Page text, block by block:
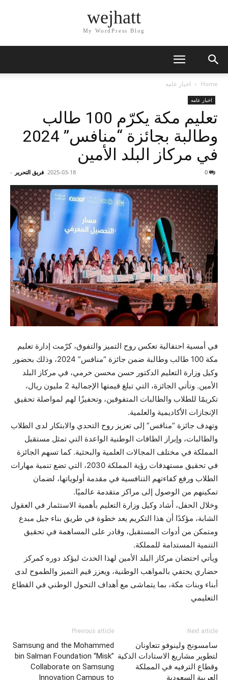
wejhatt
My WordPress Blog
Home اخبار عامه
اخبار عامه
تعليم مكة يكرّم 100 طالب
وطالبة بجائزة “منافس” 2024
في مركاز البلد الأمين
فريق التحرير - 2025-03-18
في أمسية احتفالية تعكس روح التميز والتفوق، كرّمت إدارة تعليم
مكة 100 طالب وطالبة ضمن جائزة “منافس” 2024، وذلك بحضور
وكيل وزارة التعليم الدكتور حسن محسن خرمي، في مركاز البلد
الأمين. وتأتي الجائزة، التي تبلغ قيمتها الإجمالية 2 مليون ريال،
تكريمًا للطلاب والطالبات المتفوقين، وتحفيزًا لهم لمواصلة تحقيق
الإنجازات الأكاديمية والعلمية.
وتهدف جائزة “منافس” إلى تعزيز روح التحدي والابتكار لدى الطلاب
والطالبات، وإبراز الطاقات الوطنية الواعدة التي تمثل مستقبل
المملكة في مختلف المجالات العلمية والبحثية. كما تسهم الجائزة
في تحقيق مستهدفات رؤية المملكة 2030، التي تضع تنمية مهارات
الطلاب ورفع كفاءتهم التنافسية في مقدمة أولوياتها، لضمان
تمكينهم من الوصول إلى مراكز متقدمة عالميًا.
وخلال الحفل، أشاد وكيل وزارة التعليم بأهمية الاستثمار في العقول
الشابة، مؤكدًا أن هذا التكريم يعد خطوة في طريق بناء جيل مبدع
ومتمكن من أدوات المستقبل، وقادر على المساهمة في تحقيق
التنمية المستدامة للمملكة.
ويأتي احتضان مركاز البلد الأمين لهذا الحدث ليؤكد دوره كمركز
حضاري يحتفي بالمواهب الوطنية، ويعزز قيم التميز والطموح لدى
أبناء وبنات مكة، بما يتماشى مع أهداف التحول الوطني في القطاع
التعليمي
Previous article
Samsung and the Mohammed
bin Salman Foundation “Misk”
Collaborate on Samsung
Innovation Campus to
Next article
سامسونج ولينوفو تتعاونان
لتطوير مشاريع الاستادات الذكية
وقطاع الترفيه في المملكة
العربية السعودية